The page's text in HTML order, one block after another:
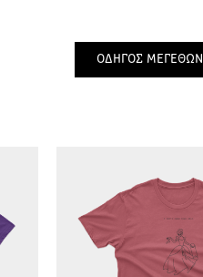
ΟΔΗΓΟΣ ΜΕΓΕΘΩΝ